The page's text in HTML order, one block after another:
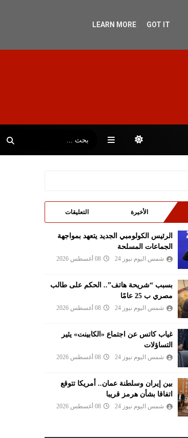
الأخيرة التعليقات
الرئيس الكولومبي الجديد يتعهد بمواجهة
الجماعات المسلحة
شمس اليوم نيوز 24 08 أغسطس 2026
بسبب “شريحة هاتف”.. الحكم على طالب
مصري ب 25 عامًا
شمس اليوم نيوز 24 08 أغسطس 2026
غياب كاتس عن اجتماع «الكابينت» يثير
التساؤلات
شمس اليوم نيوز 24 08 أغسطس 2026
بين إيران وسلطنة عمان.. أمريكا تتوقع
اتفاقا بشأن هرمز قريبا
شمس اليوم نيوز 24 08 أغسطس 2026
LEARN MORE GOT IT